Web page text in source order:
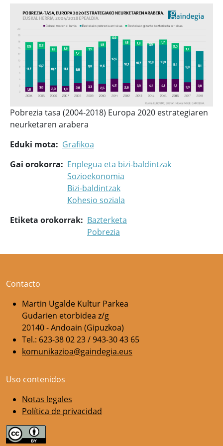
Pobrezia tasa (2004-2018) Europa 2020 estrategiaren
neurketaren arabera
Eduki mota
Grafikoa
Gai orokorra
Enplegua eta bizi-baldintzak
Sozioekonomia
Bizi-baldintzak
Kohesio soziala
Etiketa orokorrak
Bazterketa
Pobrezia
Contacto
Martin Ugalde Kultur Parkea
Gudarien etorbidea z/g
20140 - Andoain (Gipuzkoa)
Tel.: 623-38 02 23 / 943-30 43 65
komunikazioa@gaindegia.eus
Uso contenidos
Notas legales
Política de privacidad